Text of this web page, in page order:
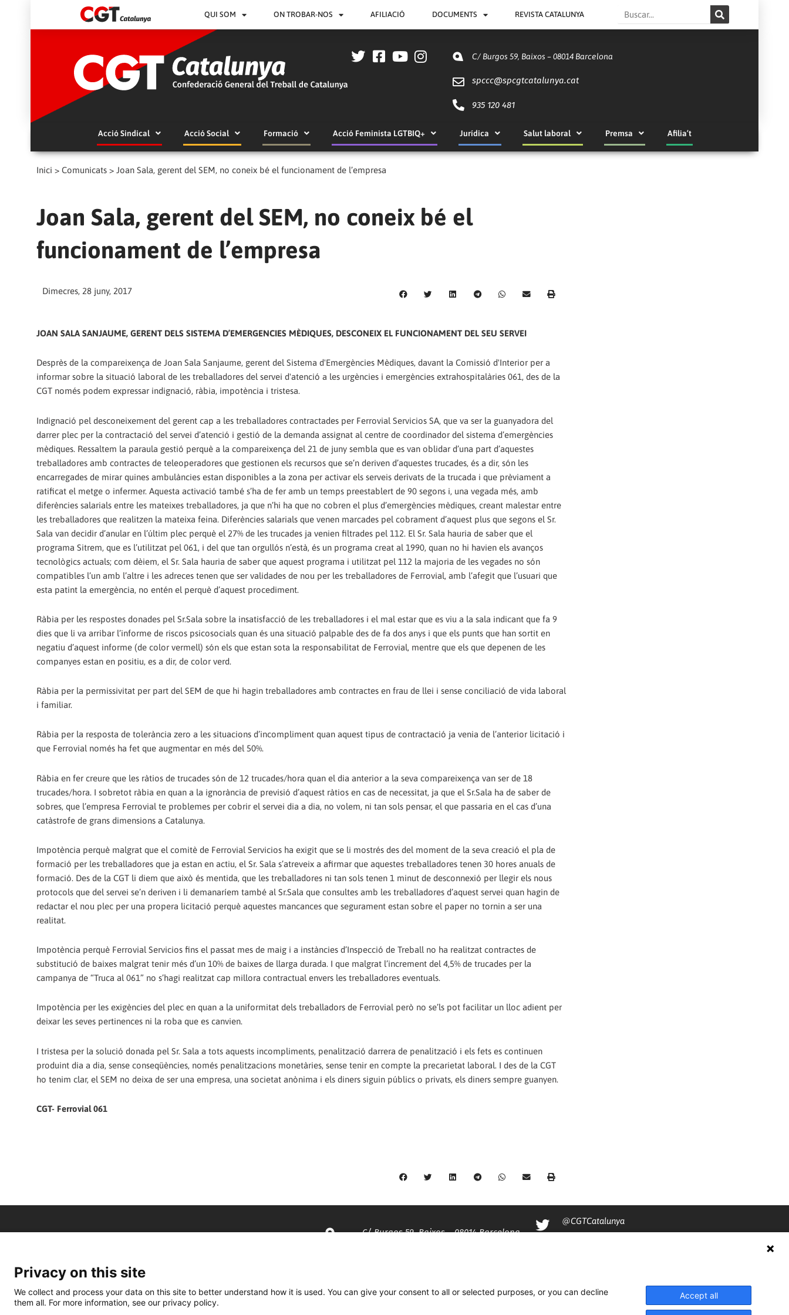
QUI SOM ON TROBAR-NOS AFILIACIÓ DOCUMENTS REVISTA CATALUNYA Search
C/ Burgos 59, Baixos – 08014 Barcelona
spccc@spcgtcatalunya.cat
935 120 481
Acció Sindical Acció Social Formació Acció Feminista LGTBIQ+ Jurídica Salut laboral Premsa Afilia’t
Inici > Comunicats > Joan Sala, gerent del SEM, no coneix bé el funcionament de l’empresa
Joan Sala, gerent del SEM, no coneix bé el
funcionament de l’empresa
Dimecres, 28 juny, 2017
JOAN SALA SANJAUME, GERENT DELS SISTEMA D’EMERGENCIES MÈDIQUES, DESCONEIX EL FUNCIONAMENT DEL SEU SERVEI
Desprès de la compareixença de Joan Sala Sanjaume, gerent del Sistema d'Emergències Mèdiques, davant la Comissió d'Interior per a
informar sobre la situació laboral de les treballadores del servei d'atenció a les urgències i emergències extrahospitalàries 061, des de la
CGT només podem expressar indignació, ràbia, impotència i tristesa.
Indignació pel desconeixement del gerent cap a les treballadores contractades per Ferrovial Servicios SA, que va ser la guanyadora del
darrer plec per la contractació del servei d’atenció i gestió de la demanda assignat al centre de coordinador del sistema d’emergències
mèdiques. Ressaltem la paraula gestió perquè a la compareixença del 21 de juny sembla que es van oblidar d’una part d’aquestes
treballadores amb contractes de teleoperadores que gestionen els recursos que se’n deriven d’aquestes trucades, és a dir, són les
encarregades de mirar quines ambulàncies estan disponibles a la zona per activar els serveis derivats de la trucada i que prèviament a
ratificat el metge o infermer. Aquesta activació també s’ha de fer amb un temps preestablert de 90 segons i, una vegada més, amb
diferències salarials entre les mateixes treballadores, ja que n’hi ha que no cobren el plus d’emergències mèdiques, creant malestar entre
les treballadores que realitzen la mateixa feina. Diferències salarials que venen marcades pel cobrament d’aquest plus que segons el Sr.
Sala van decidir d’anular en l’últim plec perquè el 27% de les trucades ja venien filtrades pel 112. El Sr. Sala hauria de saber que el
programa Sitrem, que es l’utilitzat pel 061, i del que tan orgullós n’està, és un programa creat al 1990, quan no hi havien els avanços
tecnològics actuals; com dèiem, el Sr. Sala hauria de saber que aquest programa i utilitzat pel 112 la majoria de les vegades no són
compatibles l’un amb l’altre i les adreces tenen que ser validades de nou per les treballadores de Ferrovial, amb l’afegit que l’usuari que
esta patint la emergència, no entén el perquè d’aquest procediment.
Ràbia per les respostes donades pel Sr.Sala sobre la insatisfacció de les treballadores i el mal estar que es viu a la sala indicant que fa 9
dies que li va arribar l’informe de riscos psicosocials quan és una situació palpable des de fa dos anys i que els punts que han sortit en
negatiu d’aquest informe (de color vermell) són els que estan sota la responsabilitat de Ferrovial, mentre que els que depenen de les
companyes estan en positiu, es a dir, de color verd.
Ràbia per la permissivitat per part del SEM de que hi hagin treballadores amb contractes en frau de llei i sense conciliació de vida laboral
i familiar.
Ràbia per la resposta de tolerància zero a les situacions d’incompliment quan aquest tipus de contractació ja venia de l’anterior licitació i
que Ferrovial només ha fet que augmentar en més del 50%.
Ràbia en fer creure que les ràtios de trucades són de 12 trucades/hora quan el dia anterior a la seva compareixença van ser de 18
trucades/hora. I sobretot ràbia en quan a la ignorància de previsió d’aquest ràtios en cas de necessitat, ja que el Sr.Sala ha de saber de
sobres, que l’empresa Ferrovial te problemes per cobrir el servei dia a dia, no volem, ni tan sols pensar, el que passaria en el cas d’una
catàstrofe de grans dimensions a Catalunya.
Impotència perquè malgrat que el comitè de Ferrovial Servicios ha exigit que se li mostrés des del moment de la seva creació el pla de
formació per les treballadores que ja estan en actiu, el Sr. Sala s’atreveix a afirmar que aquestes treballadores tenen 30 hores anuals de
formació. Des de la CGT li diem que això és mentida, que les treballadores ni tan sols tenen 1 minut de desconnexió per llegir els nous
protocols que del servei se’n deriven i li demanaríem també al Sr.Sala que consultes amb les treballadores d’aquest servei quan hagin de
redactar el nou plec per una propera licitació perquè aquestes mancances que segurament estan sobre el paper no tornin a ser una
realitat.
Impotència perquè Ferrovial Servicios fins el passat mes de maig i a instàncies d’Inspecció de Treball no ha realitzat contractes de
substitució de baixes malgrat tenir més d’un 10% de baixes de llarga durada. I que malgrat l’increment del 4,5% de trucades per la
campanya de “Truca al 061” no s’hagi realitzat cap millora contractual envers les treballadores eventuals.
Impotència per les exigències del plec en quan a la uniformitat dels treballadors de Ferrovial però no se’ls pot facilitar un lloc adient per
deixar les seves pertinences ni la roba que es canvien.
I tristesa per la solució donada pel Sr. Sala a tots aquests incompliments, penalització darrera de penalització i els fets es continuen
produint dia a dia, sense conseqüències, només penalitzacions monetàries, sense tenir en compte la precarietat laboral. I des de la CGT
ho tenim clar, el SEM no deixa de ser una empresa, una societat anònima i els diners siguin públics o privats, els diners sempre guanyen.
CGT- Ferrovial 061
C/ Burgos 59, Baixos – 08014 Barcelona
@CGTCatalunya
cgtcatalunya
Privacy on this site
We collect and process your data on this site to better understand how it is used. You can give your consent to all or selected purposes, or you can decline
them all. For more information, see our privacy policy.
Accept all